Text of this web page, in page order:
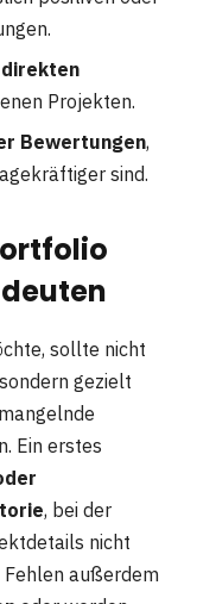
direkten
Projekten.
Bewertungen,
sind.
sollte nicht
gezielt
Ein erstes
, bei der
nicht
außerdem